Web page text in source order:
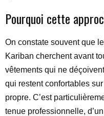
Pourquoi cette
On constate souvent que
Kariban cherchent avant
vêtements qui ne
qui restent confortables
propre. C’est
tenue professionnelle,